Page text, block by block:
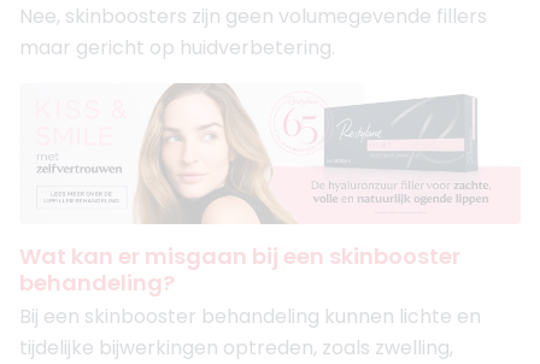
Nee, skinboosters zijn geen volumegevende fillers
maar gericht op huidverbetering.
Wat kan er misgaan bij een skinbooster
behandeling?
Bij een skinbooster behandeling kunnen lichte en
tijdelijke bijwerkingen optreden, zoals zwelling,